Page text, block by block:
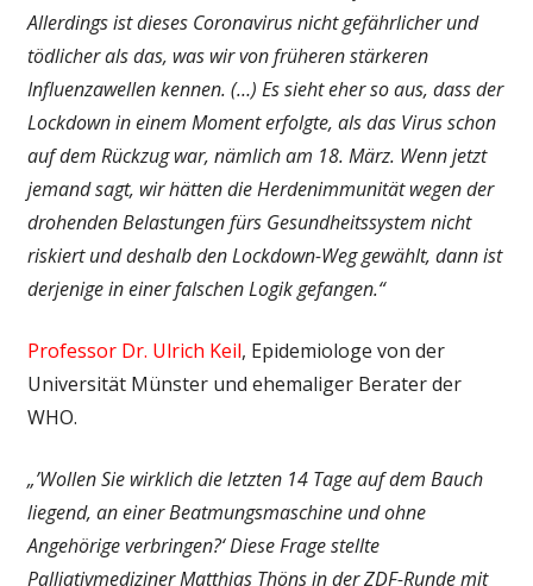
Allerdings ist dieses Coronavirus nicht gefährlicher und
tödlicher als das, was wir von früheren stärkeren
Influenzawellen kennen. (…) Es sieht eher so aus, dass der
Lockdown in einem Moment erfolgte, als das Virus schon
auf dem Rückzug war, nämlich am 18. März. Wenn jetzt
jemand sagt, wir hätten die Herdenimmunität wegen der
drohenden Belastungen fürs Gesundheitssystem nicht
riskiert und deshalb den Lockdown-Weg gewählt, dann ist
derjenige in einer falschen Logik gefangen.“
Professor Dr. Ulrich Keil, Epidemiologe von der
Universität Münster und ehemaliger Berater der
WHO.
„’Wollen Sie wirklich die letzten 14 Tage auf dem Bauch
liegend, an einer Beatmungsmaschine und ohne
Angehörige verbringen?‘ Diese Frage stellte
Palliativmediziner Matthias Thöns in der ZDF-Runde mit